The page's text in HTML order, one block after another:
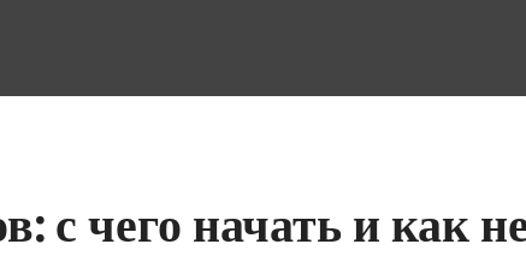
с чего начать и как